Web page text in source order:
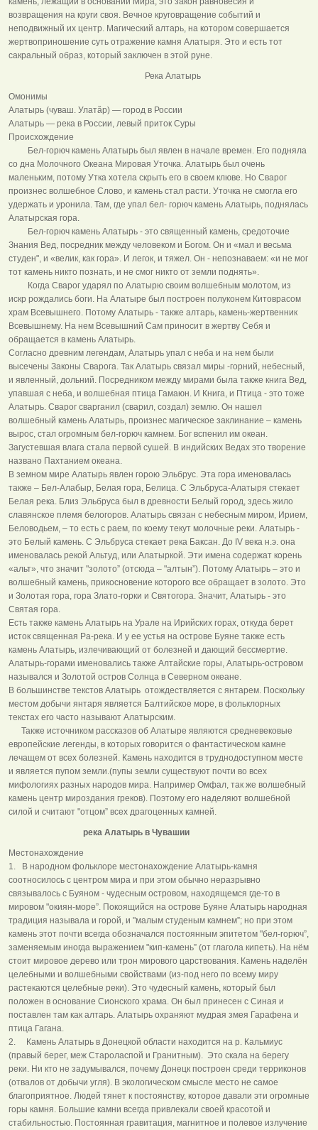
возвращения на круги своя. Вечное круговращение событий и
неподвижный их центр. Магический алтарь, на котором совершается
жертвоприношение суть отражение камня Алатыря. Это и есть тот
сакральный образ, который заключен в этой руне.
Река Алатырь
Омонимы
Алатырь (чуваш. Улатăр) — город в России
Алатырь — река в России, левый приток Суры
Происхождение
Бел-горюч камень Алатырь был явлен в начале времен. Его подняла
со дна Молочного Океана Мировая Уточка. Алатырь был очень
маленьким, потому Утка хотела скрыть его в своем клюве. Но Сварог
произнес волшебное Слово, и камень стал расти. Уточка не смогла его
удержать и уронила. Там, где упал бел- горюч камень Алатырь, поднялась
Алатырская гора.
Бел-горюч камень Алатырь - это священный камень, средоточие
Знания Вед, посредник между человеком и Богом. Он и «мал и весьма
студен", и «велик, как гора». И легок, и тяжел. Он - непознаваем: «и не мог
тот камень никто познать, и не смог никто от земли поднять».
Когда Сварог ударял по Алатырю своим волшебным молотом, из
искр рождались боги. На Алатыре был построен полуконем Китоврасом
храм Всевышнего. Потому Алатырь - также алтарь, камень-жертвенник
Всевышнему. На нем Всевышний Сам приносит в жертву Себя и
обращается в камень Алатырь.
Согласно древним легендам, Алатырь упал с неба и на нем были
высечены Законы Сварога. Так Алатырь связал миры -горний, небесный,
и явленный, дольний. Посредником между мирами была также книга Вед,
упавшая с неба, и волшебная птица Гамаюн. И Книга, и Птица - это тоже
Алатырь. Сварог сварганил (сварил, создал) землю. Он нашел
волшебный камень Алатырь, произнес магическое заклинание – камень
вырос, стал огромным бел-горюч камнем. Бог вспенил им океан.
Загустевшая влага стала первой сушей. В индийских Ведах это творение
названо Пахтанием океана.
В земном мире Алатырь явлен горою Эльбрус. Эта гора именовалась
также – Бел-Алабыр, Белая гора, Белица. С Эльбруса-Алатыря стекает
Белая река. Близ Эльбруса был в древности Белый город, здесь жило
славянское племя белогоров. Алатырь связан с небесным миром, Ирием,
Беловодьем, – то есть с раем, по коему текут молочные реки. Алатырь -
это Белый камень. С Эльбруса стекает река Баксан. До IV века н.э. она
именовалась рекой Альтуд, или Алатыркой. Эти имена содержат корень
«альт», что значит "золото” (отсюда – "алтын”). Потому Алатырь – это и
волшебный камень, прикосновение которого все обращает в золото. Это
и Золотая гора, гора Злато-горки и Святогора. Значит, Алатырь - это
Святая гора.
Есть также камень Алатырь на Урале на Ирийских горах, откуда берет
исток священная Ра-река. И у ее устья на острове Буяне также есть
камень Алатырь, излечивающий от болезней и дающий бессмертие.
Алатырь-горами именовались также Алтайские горы, Алатырь-островом
назывался и Золотой остров Солнца в Северном океане.
В большинстве текстов Алатырь отождествляется с янтарем. Поскольку
местом добычи янтаря является Балтийское море, в фольклорных
текстах его часто называют Алатырским.
Также источником рассказов об Алатыре являются средневековые
европейские легенды, в которых говорится о фантастическом камне
лечащем от всех болезней. Камень находится в труднодоступном месте
и является пупом земли.(пупы земли существуют почти во всех
мифологиях разных народов мира. Например Омфал, так же волшебный
камень центр мироздания греков). Поэтому его наделяют волшебной
силой и считают "отцом” всех драгоценных камней.
река Алатырь в Чувашии
Местонахождение
1. В народном фольклоре местонахождение Алатырь-камня
соотносилось с центром мира и при этом обычно неразрывно
связывалось с Буяном - чудесным островом, находящемся где-то в
мировом "окиян-море”. Покоящийся на острове Буяне Алатырь народная
традиция называла и горой, и "малым студеным камнем”; но при этом
камень этот почти всегда обозначался постоянным эпитетом "бел-горюч”,
заменяемым иногда выражением "кип-камень” (от глагола кипеть). На нём
стоит мировое дерево или трон мирового царствования. Камень наделён
целебными и волшебными свойствами (из-под него по всему миру
растекаются целебные реки). Это чудесный камень, который был
положен в основание Сионского храма. Он был принесен с Синая и
поставлен там как алтарь. Алатырь охраняют мудрая змея Гарафена и
птица Гагана.
2. Камень Алатырь в Донецкой области находится на р. Кальмиус
(правый берег, меж Староласпой и Гранитным). Это скала на берегу
реки. Ни кто не задумывался, почему Донецк построен среди терриконов
(отвалов от добычи угля). В экологическом смысле место не самое
благоприятное. Людей тянет к постоянству, которое давали эти огромные
горы камня. Большие камни всегда привлекали своей красотой и
стабильностью. Постоянная гравитация, магнитное и полевое излучение